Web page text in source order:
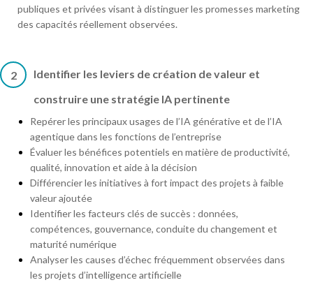
publiques et privées visant à distinguer les promesses marketing
des capacités réellement observées.
2
Identifier les leviers de création de valeur et
construire une stratégie IA pertinente
Repérer les principaux usages de l’IA générative et de l’IA
agentique dans les fonctions de l’entreprise
Évaluer les bénéfices potentiels en matière de productivité,
qualité, innovation et aide à la décision
Différencier les initiatives à fort impact des projets à faible
valeur ajoutée
Identifier les facteurs clés de succès : données,
compétences, gouvernance, conduite du changement et
maturité numérique
Analyser les causes d’échec fréquemment observées dans
les projets d’intelligence artificielle